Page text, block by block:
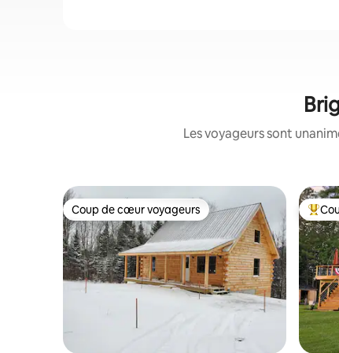
Les voyageurs sont
Coup de cœur voyageurs
Coup de cœur voyageurs